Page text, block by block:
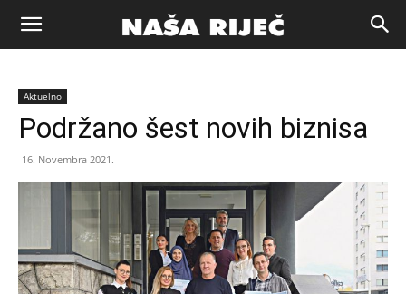
Naša
riječ
Zenica
Aktuelno
Podržano šest novih biznisa
16. Novembra 2021.